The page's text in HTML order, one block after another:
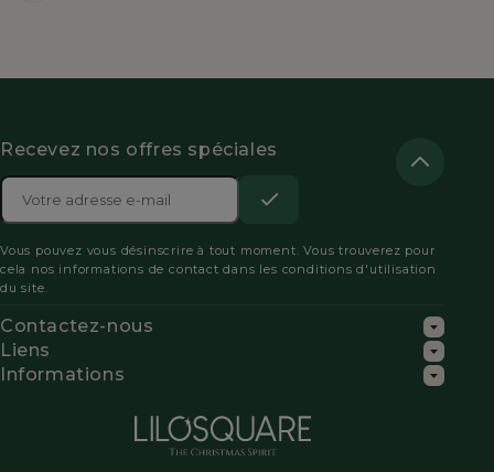
Recevez nos offres spéciales
Adresse

les
la
politique
Vous pouvez vous désinscrire à tout moment. Vous trouverez pour
cela nos informations de contact dans les conditions d'utilisation
du site.
Contactez-nous
Liens
Informations